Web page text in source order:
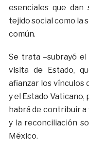
esenciales que
tejido social como la
común.
Se trata –subrayó
visita de Estado,
afianzar los vínculos
y el Estado
habrá de contribuir
y la reconciliación
México.